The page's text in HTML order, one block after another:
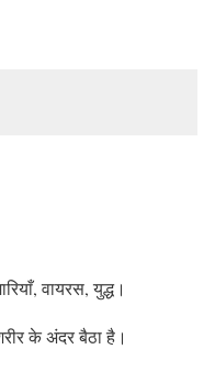
वायरस, युद्ध।
के अंदर बैठा है।